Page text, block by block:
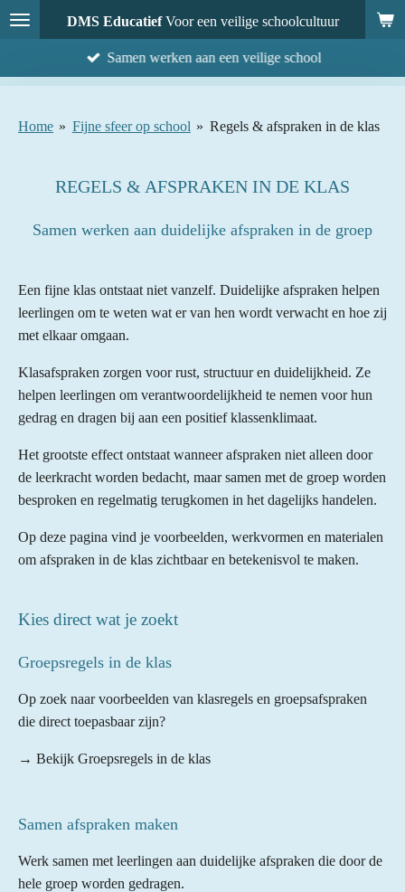
Ga
direct
DMS EducatiefVoor een veilige schoolcultuur
Samen werken aan een veilige school
Home » Fijne sfeer op school » Regels & afspraken in de klas
REGELS & AFSPRAKEN IN DE KLAS
Samen werken aan duidelijke afspraken in de groep
Een fijne klas ontstaat niet vanzelf. Duidelijke afspraken helpen
leerlingen om te weten wat er van hen wordt verwacht en hoe zij
met elkaar omgaan.
Klasafspraken zorgen voor rust, structuur en duidelijkheid. Ze
helpen leerlingen om verantwoordelijkheid te nemen voor hun
gedrag en dragen bij aan een positief klassenklimaat.
Het grootste effect ontstaat wanneer afspraken niet alleen door
de leerkracht worden bedacht, maar samen met de groep worden
besproken en regelmatig terugkomen in het dagelijks handelen.
Op deze pagina vind je voorbeelden, werkvormen en materialen
om afspraken in de klas zichtbaar en betekenisvol te maken.
Kies direct wat je zoekt
Groepsregels in de klas
Op zoek naar voorbeelden van klasregels en groepsafspraken
die direct toepasbaar zijn?
→ Bekijk Groepsregels in de klas
Samen afspraken maken
Werk samen met leerlingen aan duidelijke afspraken die door de
hele groep worden gedragen.